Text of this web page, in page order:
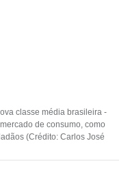
classe média brasileira -
de consumo, como
(Crédito: Carlos José